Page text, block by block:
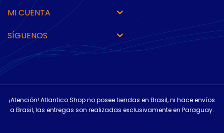
MI CUENTA
SÍGUENOS
¡Atención! Atlantico Shop no posee tiendas en Brasil, ni hace envíos
a Brasil, las entregas son realizadas exclusivamente en Paraguay.